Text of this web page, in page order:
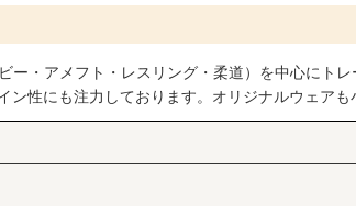
・アメフト・レスリング・柔道）を中心にト
性にも注力しております。オリジナルウェア